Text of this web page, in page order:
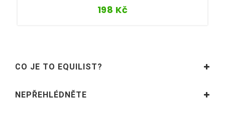
198 Kč
CO JE TO EQUILIST?
NEPŘEHLÉDNĚTE